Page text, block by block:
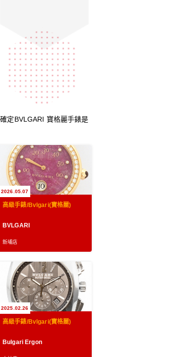
定BVLGARI 寶格麗手錶是
2026.05.07
高級手錶/Bvlgari(寶格麗)
BVLGARI
新埔店
2025.02.26
高級手錶/Bvlgari(寶格麗)
Bulgari Ergon